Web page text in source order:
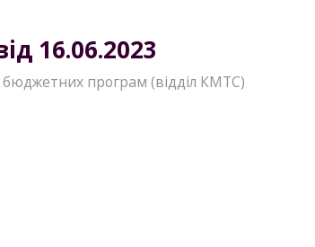
16.06.2023
програм (відділ КМТС)